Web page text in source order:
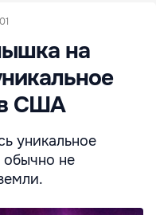
на
в США
уникальное
обычно не